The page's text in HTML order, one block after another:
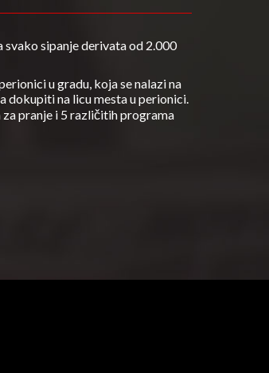
svako sipanje derivata od 2.000
u gradu, koja se nalazi na
dokupiti na licu mesta u perionici.
za pranje i 5 različitih programa